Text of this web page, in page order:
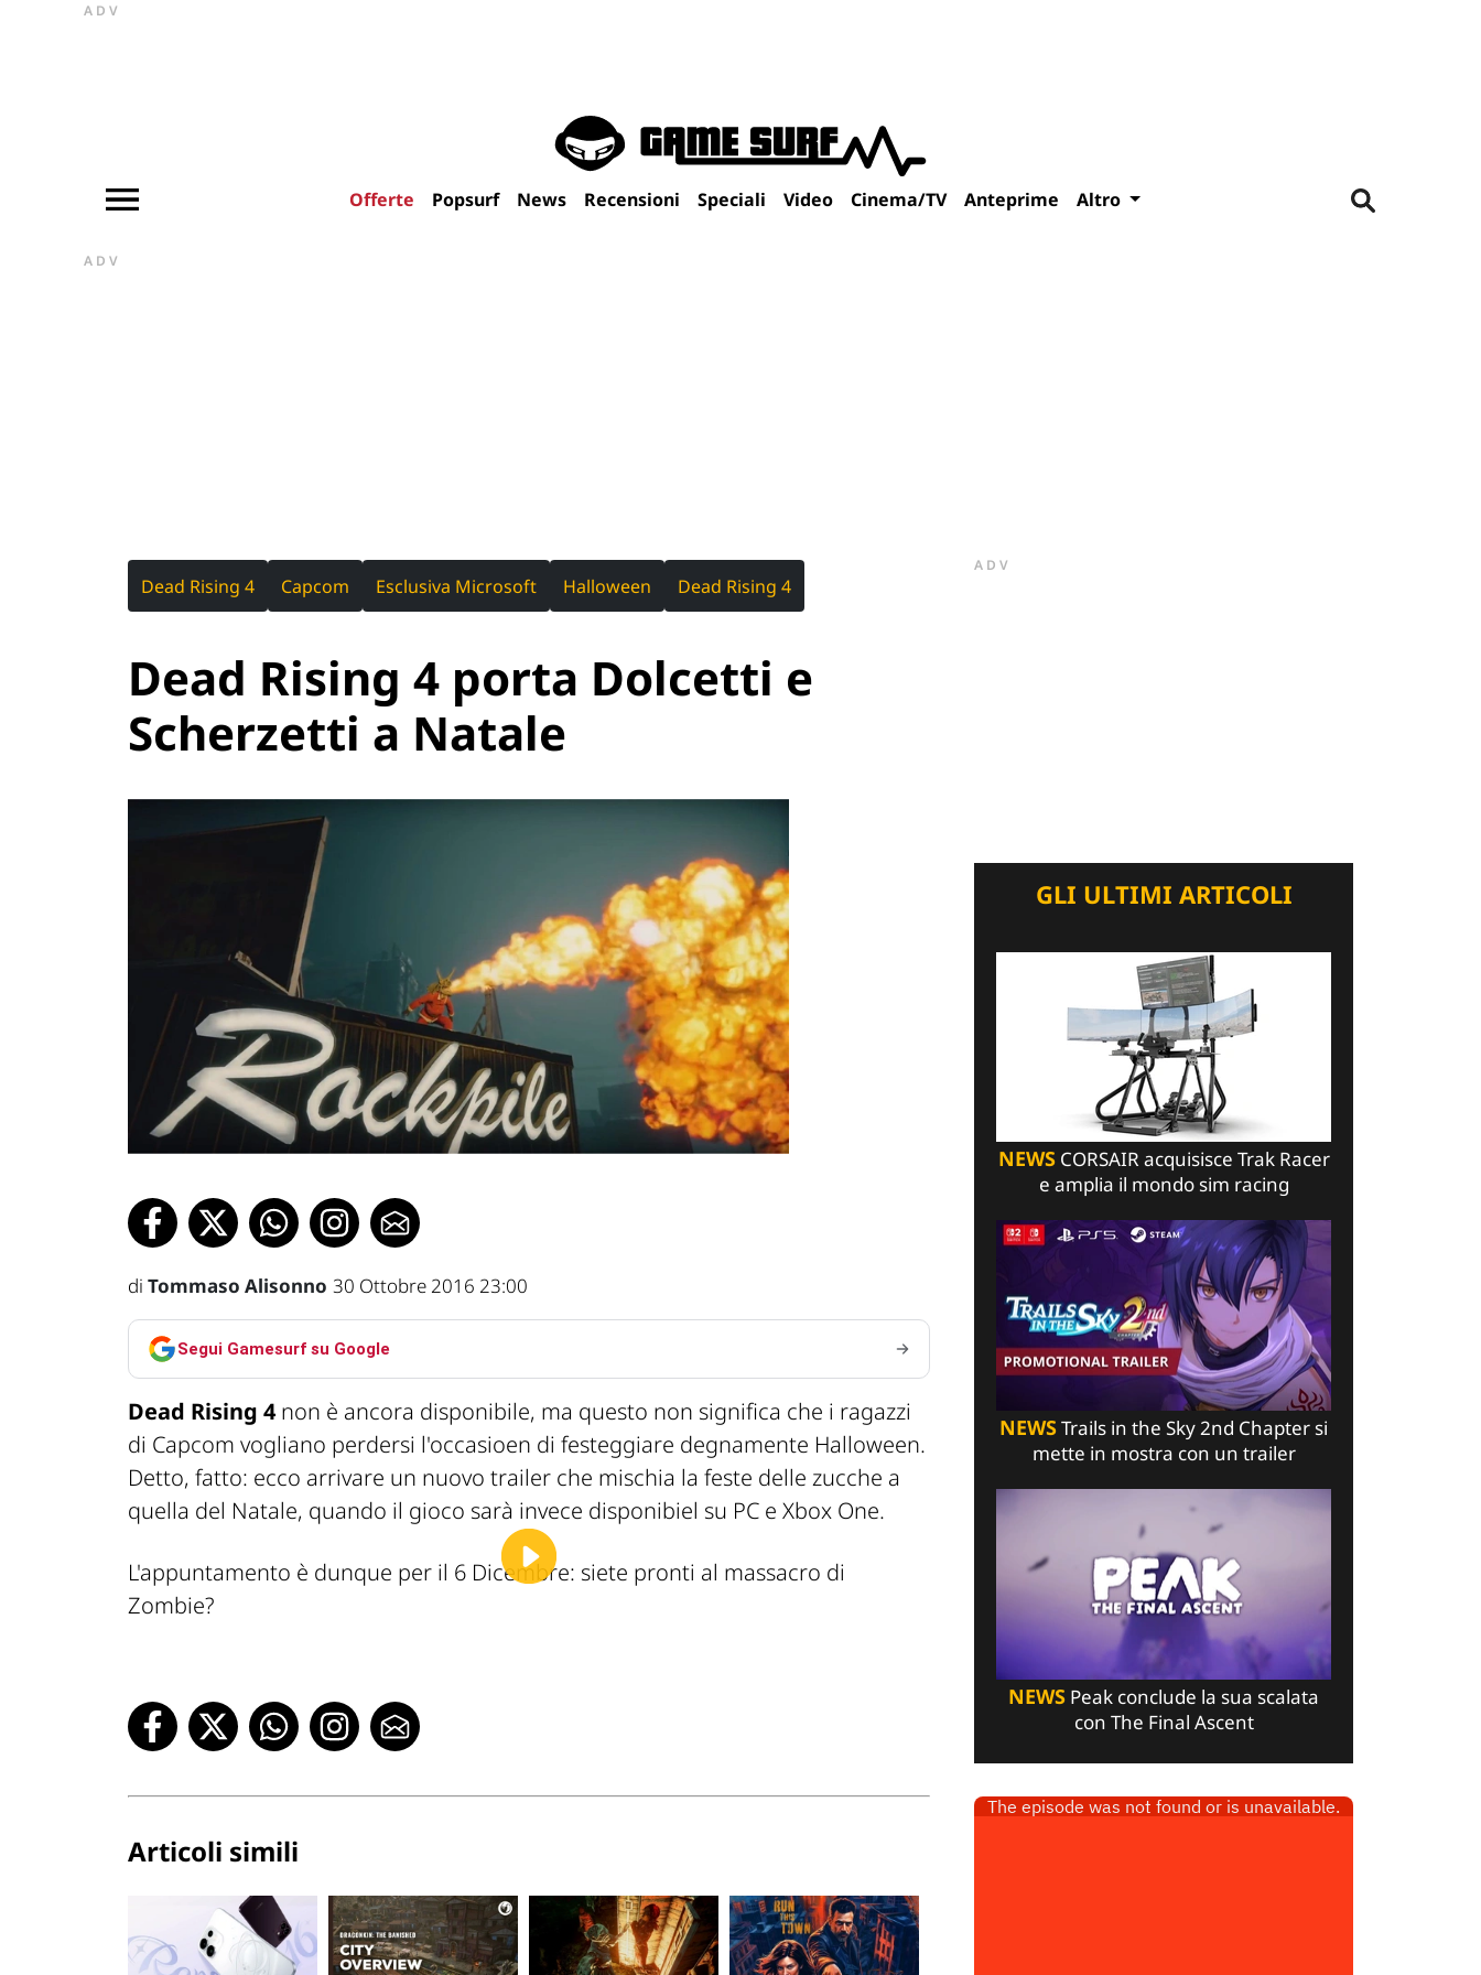
ADV
Offerte Popsurf News Recensioni Speciali Video Cinema/TV Anteprime Altro
ADV
Dead Rising 4 Capcom Esclusiva Microsoft Halloween Dead Rising 4
Dead Rising 4 porta Dolcetti e
Scherzetti a Natale
di Tommaso Alisonno 30 Ottobre 2016 23:00
Segui Gamesurf su Google
Dead Rising 4non è ancora disponibile, ma questo non significa che i ragazzi
di Capcom vogliano perdersi l'occasioen di festeggiare degnamente Halloween.
Detto, fatto: ecco arrivare un nuovo trailer che mischia la feste delle zucche a
quella del Natale, quando il gioco sarà invece disponibiel su PC e Xbox One.
L'appuntamento è dunque per il 6 Dicembre: siete pronti al massacro di
Zombie?
Articoli simili
ADV
GLI ULTIMI ARTICOLI
NEWSCORSAIR acquisisce Trak Racer
e amplia il mondo sim racing
NEWSTrails in the Sky 2nd Chapter si
mette in mostra con un trailer
NEWS Peak conclude la sua scalata
con The Final Ascent